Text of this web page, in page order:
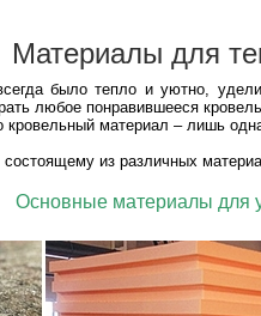
Материалы для
было тепло и уютно,
любое понравившееся
кровельный материал – лишь
из различных
Основные материалы для